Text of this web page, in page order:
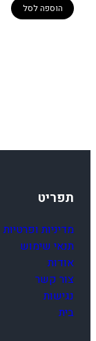
הוספה לסל
תפריט
מדיניות ופרטיות
תנאי שימוש
אודות
צור קשר
נגישות
בית